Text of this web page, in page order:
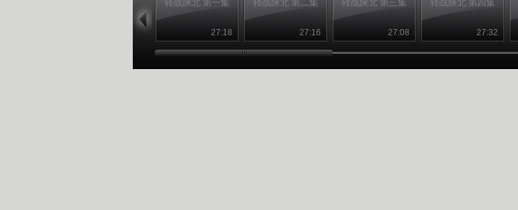
转战陕北 第一集
27:18
转战陕北 第二集
27:16
转战陕北 第三集
27:08
转战陕北 第四集
27:32